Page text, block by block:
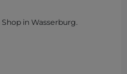
in Wasserburg.